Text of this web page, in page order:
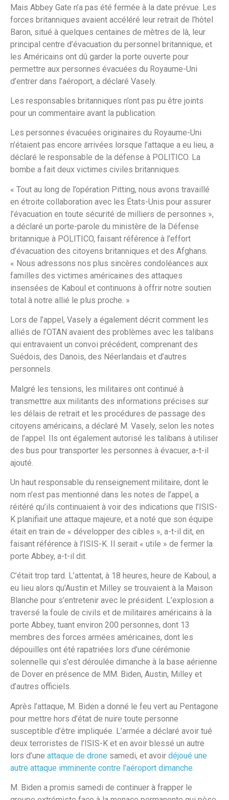
Mais Abbey Gate n’a pas été fermée à la date prévue. Les
forces britanniques avaient accéléré leur retrait de l’hôtel
Baron, situé à quelques centaines de mètres de là, leur
principal centre d’évacuation du personnel britannique, et
les Américains ont dû garder la porte ouverte pour
permettre aux personnes évacuées du Royaume-Uni
d’entrer dans l’aéroport, a déclaré Vasely.
Les responsables britanniques n’ont pas pu être joints
pour un commentaire avant la publication.
Les personnes évacuées originaires du Royaume-Uni
n’étaient pas encore arrivées lorsque l’attaque a eu lieu, a
déclaré le responsable de la défense à POLITICO. La
bombe a fait deux victimes civiles britanniques.
« Tout au long de l’opération Pitting, nous avons travaillé
en étroite collaboration avec les États-Unis pour assurer
l’évacuation en toute sécurité de milliers de personnes »,
a déclaré un porte-parole du ministère de la Défense
britannique à POLITICO, faisant référence à l’effort
d’évacuation des citoyens britanniques et des Afghans.
« Nous adressons nos plus sincères condoléances aux
familles des victimes américaines des attaques
insensées de Kaboul et continuons à offrir notre soutien
total à notre allié le plus proche. »
Lors de l’appel, Vasely a également décrit comment les
alliés de l’OTAN avaient des problèmes avec les talibans
qui entravaient un convoi précédent, comprenant des
Suédois, des Danois, des Néerlandais et d’autres
personnels.
Malgré les tensions, les militaires ont continué à
transmettre aux militants des informations précises sur
les délais de retrait et les procédures de passage des
citoyens américains, a déclaré M. Vasely, selon les notes
de l’appel. Ils ont également autorisé les talibans à utiliser
des bus pour transporter les personnes à évacuer, a-t-il
ajouté.
Un haut responsable du renseignement militaire, dont le
nom n’est pas mentionné dans les notes de l’appel, a
réitéré qu’ils continuaient à voir des indications que l’ISIS-
K planifiait une attaque majeure, et a noté que son équipe
était en train de « développer des cibles », a-t-il dit, en
faisant référence à l’ISIS-K. Il serait « utile » de fermer la
porte Abbey, a-t-il dit.
C’était trop tard. L’attentat, à 18 heures, heure de Kaboul, a
eu lieu alors qu’Austin et Milley se trouvaient à la Maison
Blanche pour s’entretenir avec le président. L’explosion a
traversé la foule de civils et de militaires américains à la
porte Abbey, tuant environ 200 personnes, dont 13
membres des forces armées américaines, dont les
dépouilles ont été rapatriées lors d’une cérémonie
solennelle qui s’est déroulée dimanche à la base aérienne
de Dover en présence de MM. Biden, Austin, Milley et
d’autres officiels.
Après l’attaque, M. Biden a donné le feu vert au Pentagone
pour mettre hors d’état de nuire toute personne
susceptible d’être impliquée. L’armée a déclaré avoir tué
deux terroristes de l’ISIS-K et en avoir blessé un autre
lors d’une attaque de drone samedi, et avoir déjoué une
autre attaque imminente contre l’aéroport dimanche.
M. Biden a promis samedi de continuer à frapper le